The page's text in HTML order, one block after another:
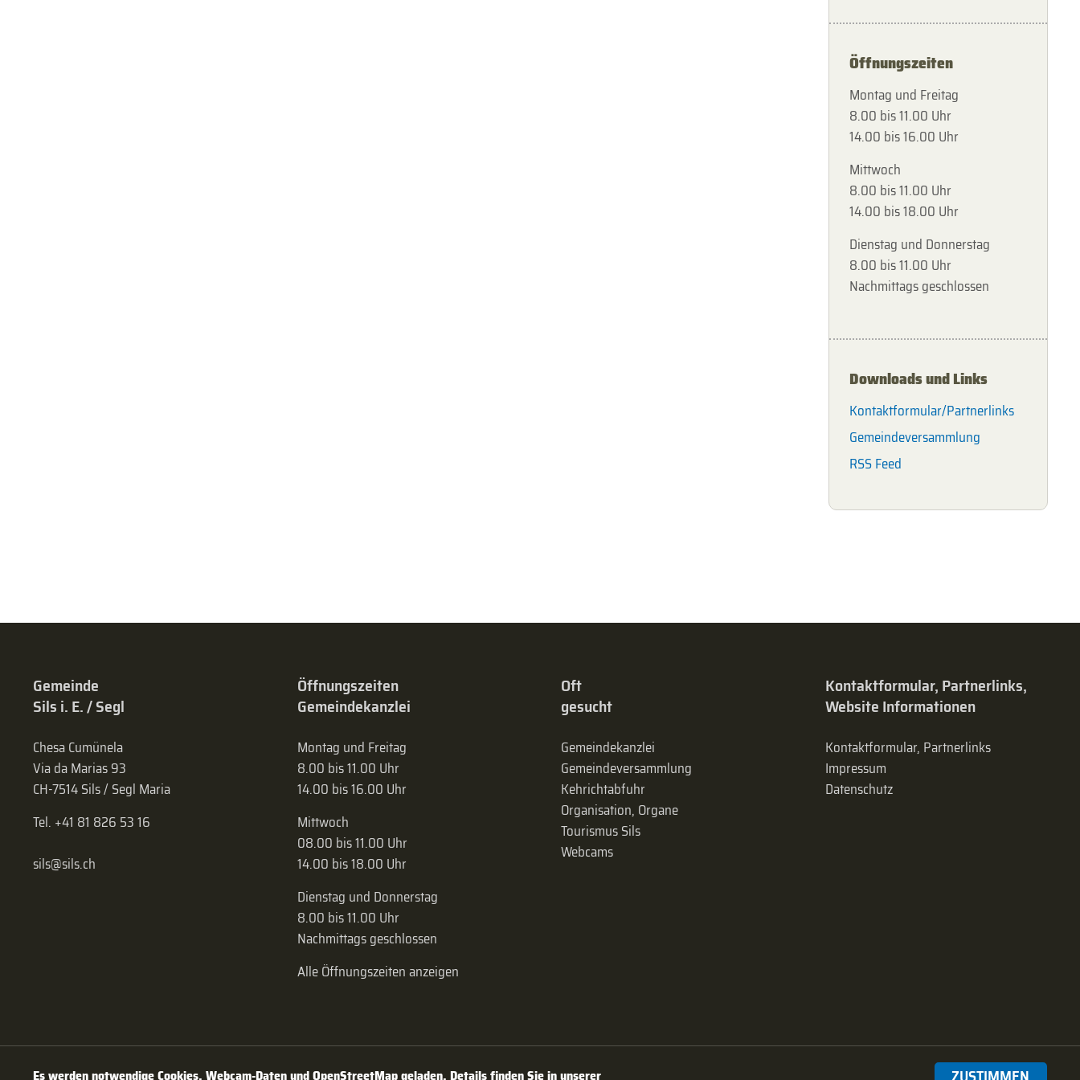
Öffnungszeiten
Montag und Freitag
8.00 bis 11.00 Uhr
14.00 bis 16.00 Uhr
Mittwoch
8.00 bis 11.00 Uhr
14.00 bis 18.00 Uhr
Dienstag und Donnerstag
8.00 bis 11.00 Uhr
Nachmittags geschlossen
Downloads und Links
Kontaktformular/Partnerlinks
Gemeindeversammlung
RSS Feed
Gemeinde
Sils i. E. / Segl
Chesa Cumünela
Via da Marias 93
CH-7514 Sils / Segl Maria
Tel. +41 81 826 53 16
sils@sils.ch
Öffnungszeiten
Gemeindekanzlei
Montag und Freitag
8.00 bis 11.00 Uhr
14.00 bis 16.00 Uhr
Mittwoch
08.00 bis 11.00 Uhr
14.00 bis 18.00 Uhr
Dienstag und Donnerstag
8.00 bis 11.00 Uhr
Nachmittags geschlossen
Alle Öffnungszeiten anzeigen
Oft
gesucht
Gemeindekanzlei
Gemeinde­versammlung
Kehrichtabfuhr
Organisation, Organe
Tourismus Sils
Webcams
Kontaktformular, Partnerlinks,
Website Informationen
Kontaktformular, Partnerlinks
Impressum
Datenschutz
Es werden notwendige Cookies, Webcam-Daten und OpenStreetMap geladen. Details finden Sie in unserer